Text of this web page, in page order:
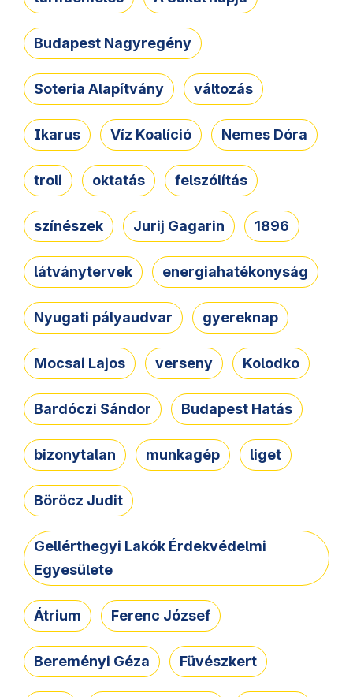
Budapest Nagyregény
Soteria Alapítvány változás
Ikarus Víz Koalíció Nemes Dóra
troli oktatás felszólítás
színészek Jurij Gagarin 1896
látványtervek energiahatékonyság
Nyugati pályaudvar gyereknap
Mocsai Lajos verseny Kolodko
Bardóczi Sándor Budapest Hatás
bizonytalan munkagép liget
Böröcz Judit
Gellérthegyi Lakók Érdekvédelmi
Egyesülete
Átrium Ferenc József
Bereményi Géza Füvészkert